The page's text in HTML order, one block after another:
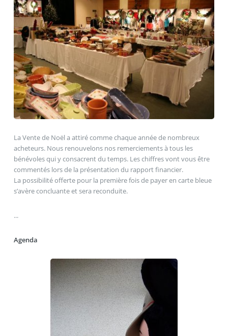
La Vente de Noël a attiré comme chaque année de nombreux
acheteurs. Nous renouvelons nos remerciements à tous les
bénévoles qui y consacrent du temps. Les chiffres vont vous être
commentés lors de la présentation du rapport financier.
La possibilité offerte pour la première fois de payer en carte bleue
s’avère concluante et sera reconduite.
...
Agenda